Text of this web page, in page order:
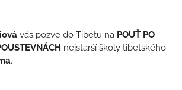
vás pozve do Tibetu na POUŤ PO
nejstarší školy tibetského
.